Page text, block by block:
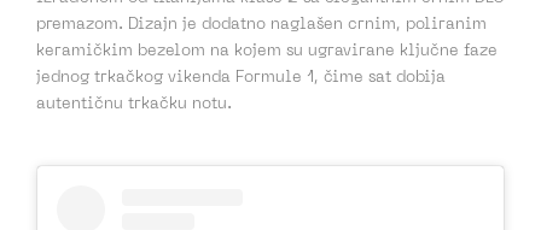
premazom. Dizajn je dodatno naglašen crnim, poliranim
keramičkim bezelom na kojem su ugravirane ključne faze
jednog trkačkog vikenda Formule 1, čime sat dobija
autentičnu trkačku notu.